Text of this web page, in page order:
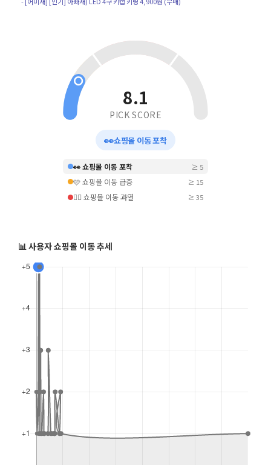
8.1
PICK SCORE
👀쇼핑몰 이동 포착
👀 쇼핑몰 이동 포착 ≥ 5
🩷 쇼핑몰 이동 급증 ≥ 15
❤️‍🔥 쇼핑몰 이동 과열 ≥ 35
📊 사용자 쇼핑몰 이동 추세